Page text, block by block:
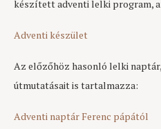
készített adventi lelki program,
Adventi készület
Az előzőhöz hasonló lelki
útmutatásait is tartalmazza:
Adventi naptár Ferenc pápától